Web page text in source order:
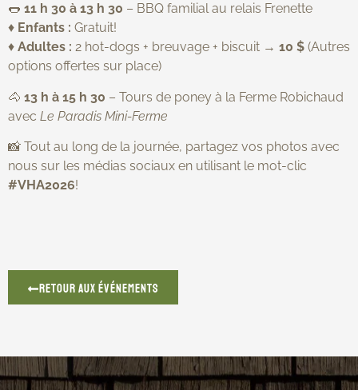
🌭 11 h 30 à 13 h 30 – BBQ familial au relais Frenette
♦ Enfants : Gratuit!
♦ Adultes : 2 hot-dogs + breuvage + biscuit → 10 $ (Autres
options offertes sur place)
🐴 13 h à 15 h 30 – Tours de poney à la Ferme Robichaud
avec Le Paradis Mini-Ferme
📸 Tout au long de la journée, partagez vos photos avec
nous sur les médias sociaux en utilisant le mot-clic
#VHA2026!
Retour aux événements